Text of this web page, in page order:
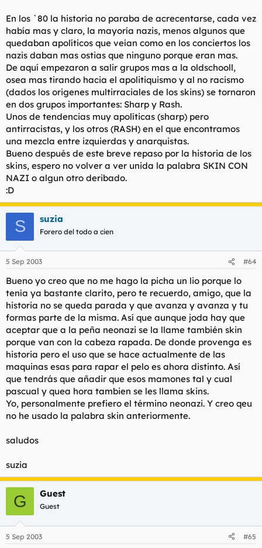
En los `80 la historia no paraba de acrecentarse, cada vez
había mas y claro, la mayoría nazis, menos algunos que
quedaban apolíticos que veían como en los conciertos los
nazis daban mas ostias que ninguno porque eran mas.
De aquí empezaron a salir grupos mas a la oldschooll,
osea mas tirando hacia el apolitiquismo y al no racismo
(dados los origenes multirraciales de los skins) se tornaron
en dos grupos importantes: Sharp y Rash.
Unos de tendencias muy apolíticas (sharp) pero
antirracistas, y los otros (RASH) en el que encontramos
una mezcla entre izquierdas y anarquistas.
Bueno después de este breve repaso por la historia de los
skins, espero no volver a ver unida la palabra SKIN CON
NAZI o algun otro deribado.
:D
S suzia
Forero del todo a cien
5 Sep 2003 #64
Bueno yo creo que no me hago la picha un lio porque lo
tenía ya bastante clarito, pero te recuerdo, amigo, que la
historia no se queda parada y que avanza y avanza y tu
formas parte de la misma. Así que aunque joda hay que
aceptar que a la peña neonazi se la llame también skin
porque van con la cabeza rapada. De donde provenga es
historia pero el uso que se hace actualmente de las
maquinas esas para rapar el pelo es ahora distinto. Así
que tendrás que añadir que esos mamones tal y cual
pascual y quea hora tambien se les llama skins.
Yo, personalmente prefiero el término neonazi. Y creo qeu
no he usado la palabra skin anteriormente.
saludos
suzia
G Guest
Guest
5 Sep 2003 #65